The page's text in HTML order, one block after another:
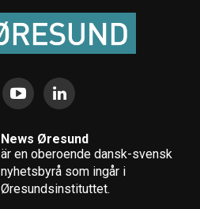
News Øresund
är en oberoende dansk-svensk
nyhets­byrå som ingår i
Øresundsinstituttet.